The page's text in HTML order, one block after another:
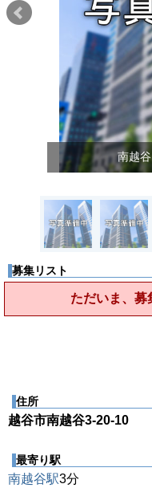
南越
募集リスト
ただいま、募
住所
越谷市南越谷3-20-10
最寄り駅
南越谷駅3分